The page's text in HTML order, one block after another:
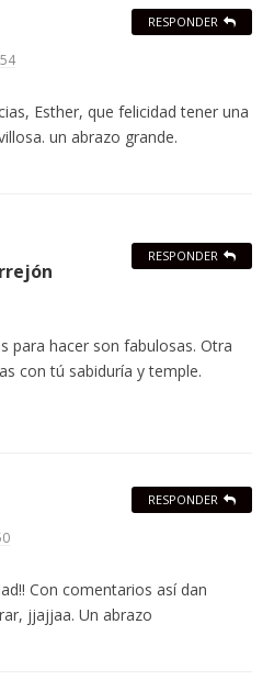
Esther, que felicidad tener una
un abrazo grande.
RESPONDER
para hacer son fabulosas. Otra
con tú sabiduría y temple.
RESPONDER
Con comentarios así dan
jjajjaa. Un abrazo
RESPONDER